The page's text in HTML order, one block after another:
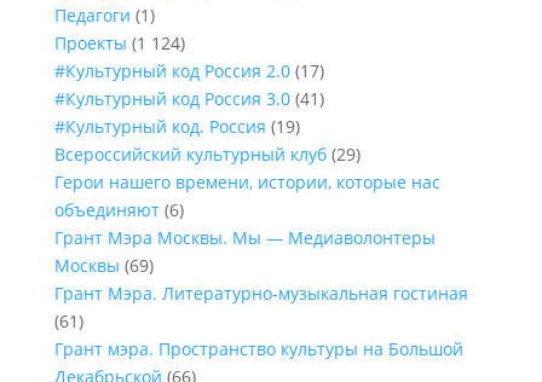
Педагоги (1)
Проекты (1 124)
#Культурный код Россия 2.0(17)
#Культурный код Россия 3.0(41)
#Культурный код. Россия (19)
Всероссийский культурный клуб(29)
Герои нашего времени, истории, которые нас
объединяют(6)
Грант Мэра Москвы. Мы — Медиаволонтеры
Москвы (69)
Грант Мэра. Литературно-музыкальная гостиная
(61)
Грант мэра. Пространство культуры на Большой
Декабрьской (66)